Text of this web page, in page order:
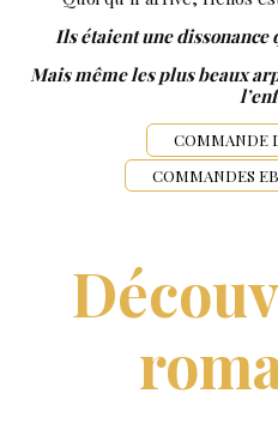
Ils étaient une
Mais même les plus beaux
COMMANDE
COMMANDES